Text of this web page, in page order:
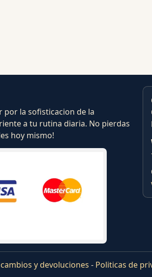
por la sofisticacion de la
a tu rutina diaria. No pierdas
hoy mismo!
y devoluciones - Politicas de